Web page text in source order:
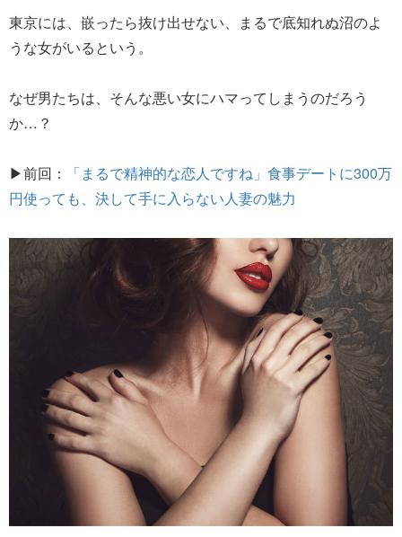
東京には、嵌ったら抜け出せない、まるで底知れぬ沼のよ
うな女がいるという。
なぜ男たちは、そんな悪い女にハマってしまうのだろう
か…？
▶前回：
「まるで精神的な恋人ですね」食事デートに300万
円使っても、決して手に入らない人妻の魅力